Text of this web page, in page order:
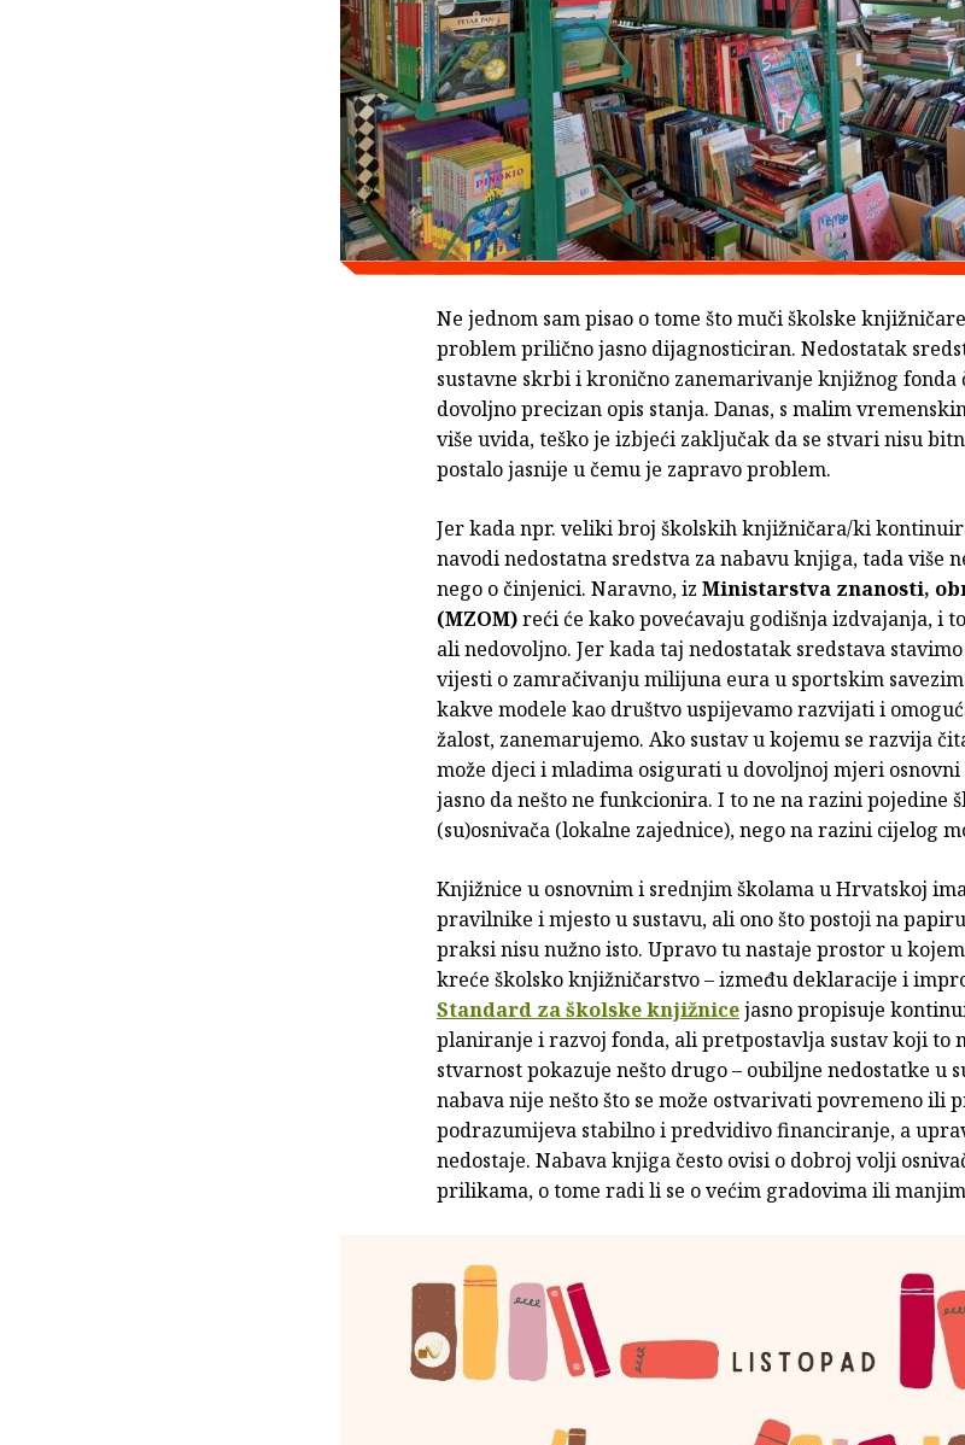
Ne jednom sam pisao o tome što muči školske
problem prilično jasno dijagnosticiran. Nedostatak
sustavne skrbi i kronično zanemarivanje knjižnog fonda
dovoljno precizan opis stanja. Danas, s malim
više uvida, teško je izbjeći zaključak da se stvari nisu
postalo jasnije u čemu je zapravo problem.
Jer kada npr. veliki broj školskih knjižničara/ki
navodi nedostatna sredstva za nabavu knjiga, tada više
nego o činjenici. Naravno, iz Ministarstva znanosti,
(MZOM)reći će kako povećavaju godišnja izdvajanja, i
ali nedovoljno. Jer kada taj nedostatak sredstava
vijesti o zamračivanju milijuna eura u sportskim
kakve modele kao društvo uspijevamo razvijati i
žalost, zanemarujemo. Ako sustav u kojemu se razvija
može djeci i mladima osigurati u dovoljnoj mjeri osnovni
jasno da nešto ne funkcionira. I to ne na razini pojedine
(su)osnivača (lokalne zajednice), nego na razini cijelog
Knjižnice u osnovnim i srednjim školama u Hrvatskoj
pravilnike i mjesto u sustavu, ali ono što postoji na
praksi nisu nužno isto. Upravo tu nastaje prostor u
kreće školsko knjižničarstvo – između deklaracije i
Standard za školske knjižnicejasno propisuje
planiranje i razvoj fonda, ali pretpostavlja sustav koji to
stvarnost pokazuje nešto drugo – oubiljne nedostatke u
nabava nije nešto što se može ostvarivati povremeno ili
podrazumijeva stabilno i predvidivo financiranje, a
nedostaje. Nabava knjiga često ovisi o dobroj volji
prilikama, o tome radi li se o većim gradovima ili